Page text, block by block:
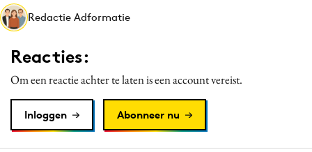
Martech
Merkstrategie
PR
Programmatic
Purpose Marketing
Reputatie & crisis
Redactie Adformatie
Reacties:
Om een reactie achter te laten is een account vereist.
Inloggen Abonneer nu